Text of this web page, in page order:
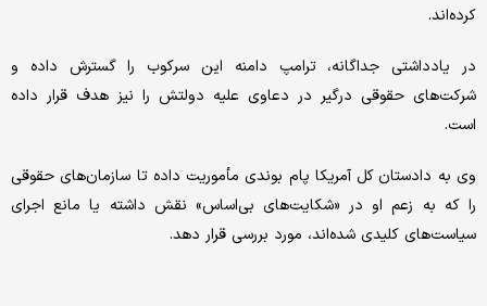
کرده‌اند.
در یادداشتی جداگانه، ترامپ دامنه این سرکوب را گسترش داده و
شرکت‌های حقوقی درگیر در دعاوی علیه دولتش را نیز هدف قرار داده
است.
وی به دادستان کل آمریکا پام بوندی مأموریت داده تا سازمان‌های حقوقی
را که به زعم او در «شکایت‌های بی‌اساس» نقش داشته یا مانع اجرای
سیاست‌های کلیدی شده‌اند، مورد بررسی قرار دهد.